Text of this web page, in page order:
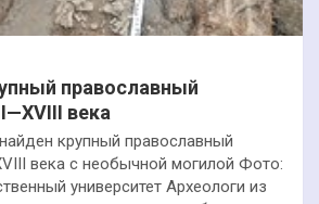
православный
века
крупный православный
века с необычной могилой Фото:
университет Археологи из